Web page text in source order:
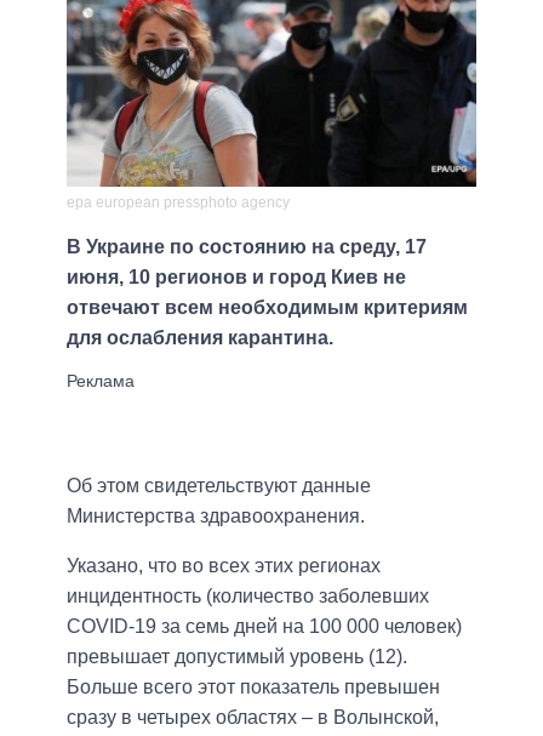
epa european pressphoto agency
В Украине по состоянию на среду, 17
июня, 10 регионов и город Киев не
отвечают всем необходимым критериям
для ослабления карантина.
Об этом свидетельствуют данные
Министерства здравоохранения.
Указано, что во всех этих регионах
инцидентность (количество заболевших
COVID-19 за семь дней на 100 000 человек)
превышает допустимый уровень (12).
Больше всего этот показатель превышен
сразу в четырех областях – в Волынской,